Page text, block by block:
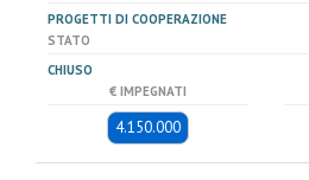
PROGETTI DI COOPERAZIONE
STATO
CHIUSO
€ IMPEGNATI
4.150.000